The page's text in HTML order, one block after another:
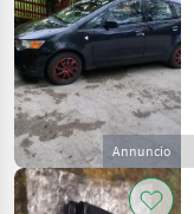
Annuncio